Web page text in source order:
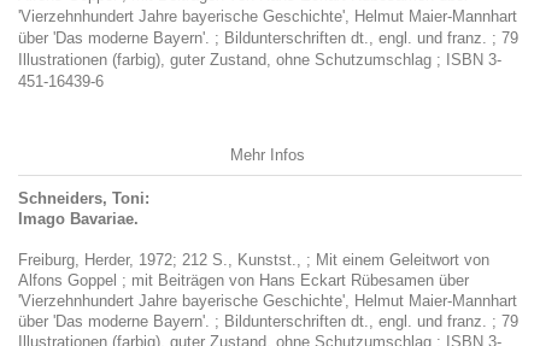
'Vierzehnhundert Jahre bayerische Geschichte', Helmut Maier-Mannhart
über 'Das moderne Bayern'. ; Bildunterschriften dt., engl. und franz. ; 79
Illustrationen (farbig), guter Zustand, ohne Schutzumschlag ; ISBN 3-
451-16439-6
Mehr Infos
Schneiders, Toni:
Imago Bavariae.
Freiburg, Herder, 1972; 212 S., Kunstst., ; Mit einem Geleitwort von
Alfons Goppel ; mit Beiträgen von Hans Eckart Rübesamen über
'Vierzehnhundert Jahre bayerische Geschichte', Helmut Maier-Mannhart
über 'Das moderne Bayern'. ; Bildunterschriften dt., engl. und franz. ; 79
Illustrationen (farbig), guter Zustand, ohne Schutzumschlag ; ISBN 3-